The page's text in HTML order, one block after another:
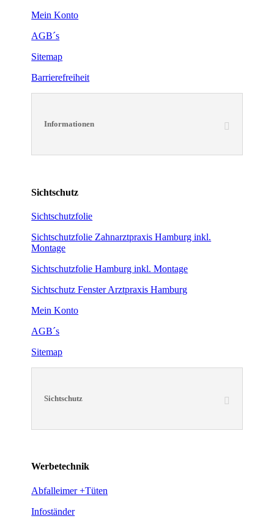
Mein Konto
AGB´s
Sitemap
Barrierefreiheit
Informationen
Sichtschutz
Sichtschutzfolie
Sichtschutzfolie Zahnarztpraxis Hamburg inkl.
Montage
Sichtschutzfolie Hamburg inkl. Montage
Sichtschutz Fenster Arztpraxis Hamburg
Mein Konto
AGB´s
Sitemap
Sichtschutz
Werbetechnik
Abfalleimer +Tüten
Infoständer